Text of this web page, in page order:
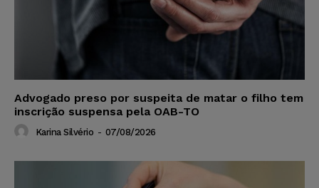
Advogado preso por suspeita de matar o filho tem
inscrição suspensa pela OAB-TO
Karina Silvério - 07/08/2026